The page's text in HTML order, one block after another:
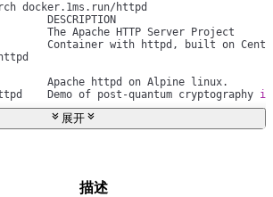
docker.1ms.run/httpd
DESCRIPTION
The Apache HTTP Server Project
Container with httpd, built on
httpd
Apache httpd on Alpine
Demo of post-quantum cryptography in
展开
描述